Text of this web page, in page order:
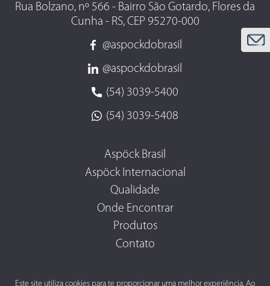
Este site utiliza cookies para te proporcionar uma melhor experiência. Ao
Rua Bolzano, nº 566 - Bairro São Gotardo, Flores da
Cunha - RS, CEP 95270-000
@aspockdobrasil
@aspockdobrasil
(54) 3039-5400
(54) 3039-5408
Aspöck Brasil
Aspöck Internacional
Qualidade
Onde Encontrar
Produtos
Contato